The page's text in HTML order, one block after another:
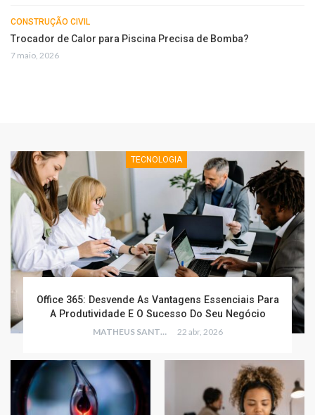
CONSTRUÇÃO CIVIL
Trocador de Calor para Piscina Precisa de Bomba?
7 maio, 2026
TECNOLOGIA
Office 365: Desvende As Vantagens Essenciais Para
A Produtividade E O Sucesso Do Seu Negócio
MATHEUS SANTOS 22 abr, 2026